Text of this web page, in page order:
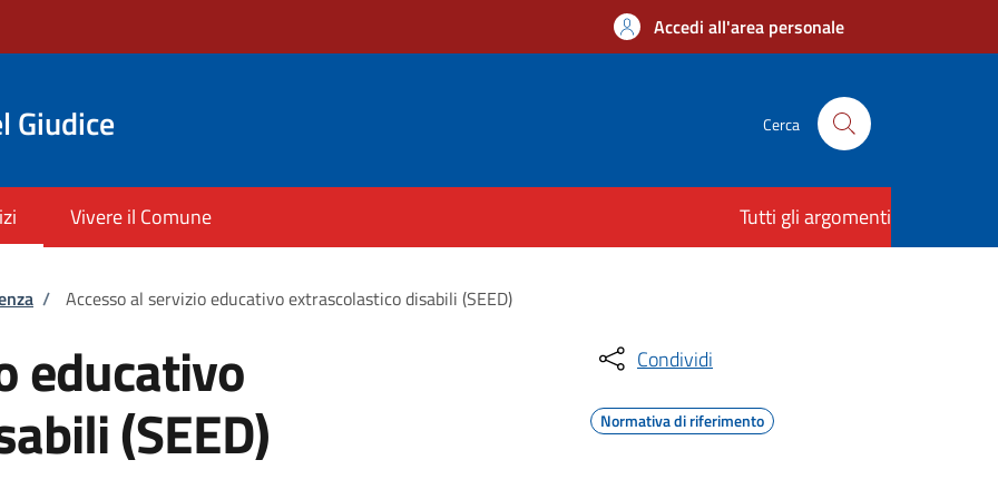
Accedi all'area personale
Giudice Cerca
Vivere il Comune Tutti gli argomenti
/ Accesso al servizio educativo extrascolastico disabili (SEED)
educativo
(SEED)
Condividi
Normativa di riferimento